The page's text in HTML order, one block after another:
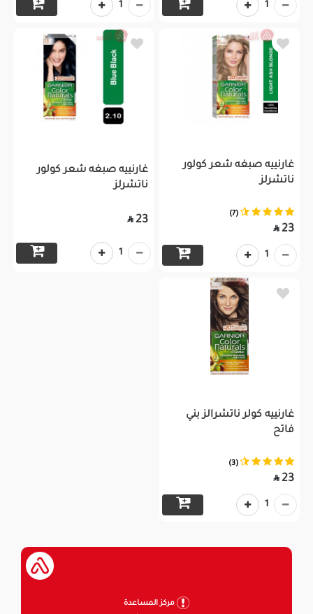
1
1
غارنييه صبغه شعر كولور
ناتشرلز
(7)
23

1
غارنييه صبغه شعر كولور
ناتشرلز
23

1
غارنييه كولر ناتشرالز بني
فاتح
(3)
23

1
مركز المساعدة